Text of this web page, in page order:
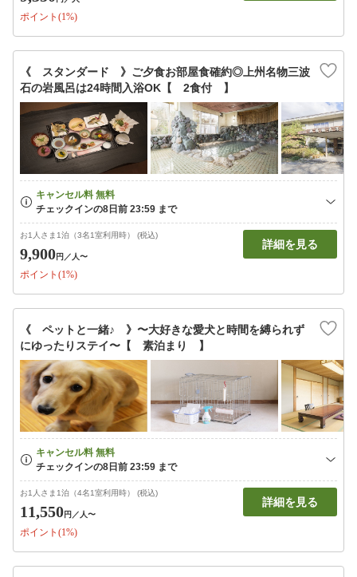
ポイント(1%)
《 スタンダード 》ご夕食お部屋食確約◎上州名物三波
石の岩風呂は24時間入浴OK【 2食付 】
お1人さま1泊（3名1室利用時） (税込)
9,900円 ／人〜
ポイント(1%)
詳細を見る
《 ペットと一緒♪ 》〜大好きな愛犬と時間を縛られず
にゆったりステイ〜【 素泊まり 】
お1人さま1泊（4名1室利用時） (税込)
11,550円 ／人〜
ポイント(1%)
詳細を見る